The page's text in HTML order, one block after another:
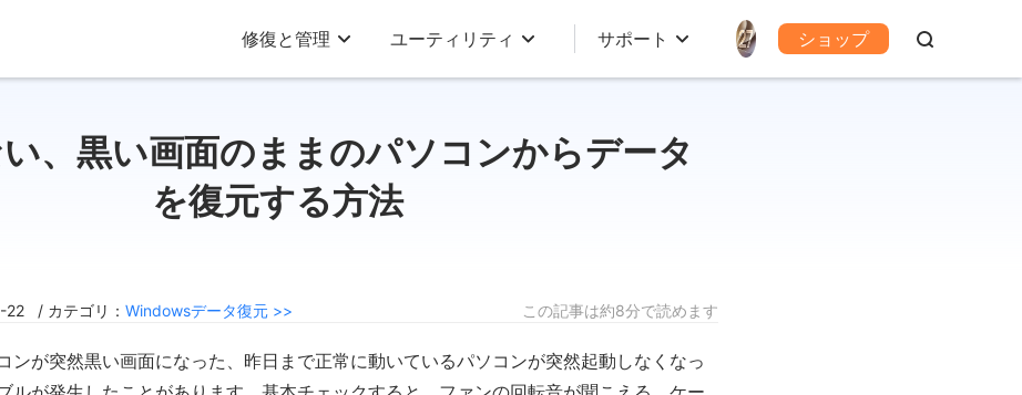
修復と管理 ユーティリティ サポート ショップ
、黒い画面のままのパソコンからデータ
を復元する方法
/ カテゴリ： Windowsデータ復元 >> この記事は約8分で読めます
ンが突然黒い画面になった、昨日まで正常に動いているパソコンが突然起動しなくなっ